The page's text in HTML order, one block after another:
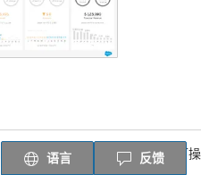
过有关收入、捐赠者和活动的可操
语言 反馈